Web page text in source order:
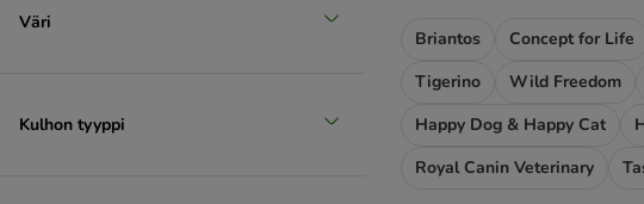
Väri
Kulhon tyyppi
Briantos Concept for Life
Tigerino
Wild Freedom
Happy Dog & Happy Cat
Royal Canin Veterinary